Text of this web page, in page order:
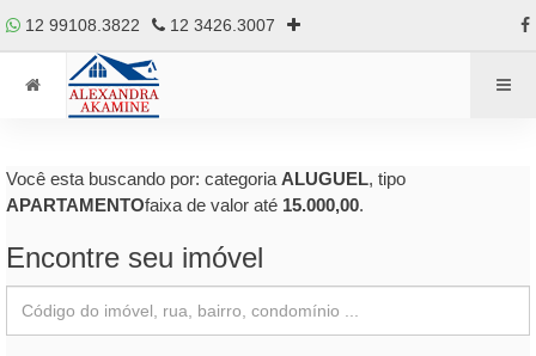
12 99108.3822 12 3426.3007
Você esta buscando por: categoria ALUGUEL, tipo
APARTAMENTOfaixa de valor até 15.000,00.
Encontre seu imóvel